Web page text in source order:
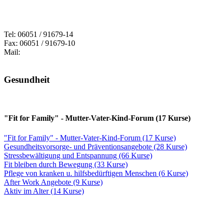
Tel: 06051 / 91679-14
Fax: 06051 / 91679-10
Mail:
Gesundheit
"Fit for Family" - Mutter-Vater-Kind-Forum (17 Kurse)
"Fit for Family" - Mutter-Vater-Kind-Forum (17 Kurse)
Gesundheitsvorsorge- und Präventionsangebote (28 Kurse)
Stressbewältigung und Entspannung (66 Kurse)
Fit bleiben durch Bewegung (33 Kurse)
Pflege von kranken u. hilfsbedürftigen Menschen (6 Kurse)
After Work Angebote (9 Kurse)
Aktiv im Alter (14 Kurse)